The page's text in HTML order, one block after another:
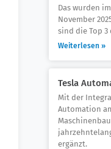
Das wurden
November
sind die Top 3
Weiterlesen »
Tesla
Mit der
Automation
ergänzt.